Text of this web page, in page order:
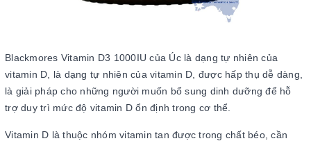
Blackmores Vitamin D3 1000IU của Úc là dạng tự nhiên của
vitamin D, là dạng tự nhiên của vitamin D, được hấp thụ dễ dàng,
là giải pháp cho những người muốn bổ sung dinh dưỡng để hỗ
trợ duy trì mức độ vitamin D ổn định trong cơ thể.
Vitamin D là thuộc nhóm vitamin tan được trong chất béo, cần